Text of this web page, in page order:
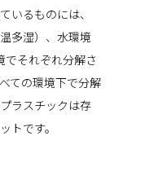
いるものには、
多湿）、水環境
でそれぞれ分解さ
ての環境下で分解
ラスチックは存
トです。